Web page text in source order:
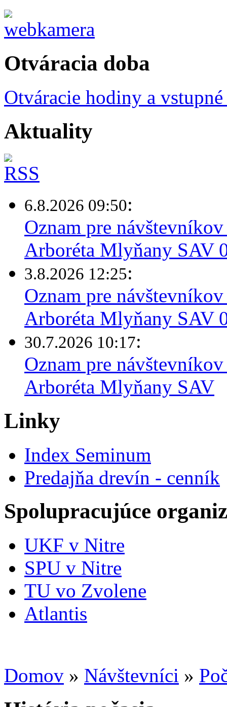
Otváracia doba
Otváracie hodiny a
Aktuality
6.8.2026 09:50:
Oznam pre
Arboréta Mlyňany SAV
3.8.2026 12:25:
Oznam pre
Arboréta Mlyňany SAV
30.7.2026 10:17:
Oznam pre
Arboréta Mlyňany SAV
Linky
Index Seminum
Predajňa drevín - cenník
Spolupracujúce
UKF v Nitre
SPU v Nitre
TU vo Zvolene
Atlantis
Domov » Návštevníci »